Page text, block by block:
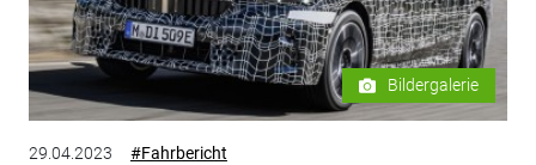
Bildergalerie
29.04.2023 #Fahrbericht